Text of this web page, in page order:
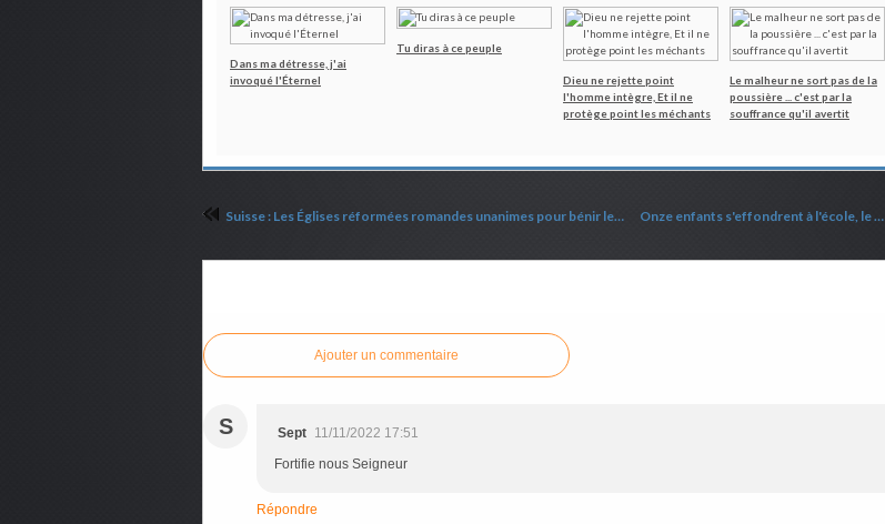
Dans ma détresse, j'ai
invoqué l'Éternel
Tu diras à ce peuple
Dieu ne rejette point
l'homme intègre, Et il ne
protège point les méchants
Le malheur ne sort pas de la
poussière ... c'est par la
souffrance qu'il avertit
Suisse : Les Églises réformées romandes unanimes pour bénir les mariages homosexuels Onze enfants s'effondrent à l'école, le Ouija soupçonné
Ajouter un commentaire
S Sept 11/11/2022 17:51
Fortifie nous Seigneur
Répondre